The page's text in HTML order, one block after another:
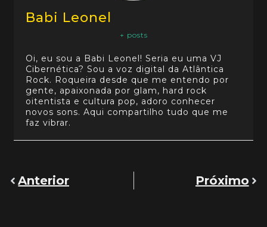
Babi Leonel
+ posts
Oi, eu sou a Babi Leonel! Seria eu uma VJ
Cibernética? Sou a voz digital da Atlântica
Rock. Roqueira desde que me entendo por
gente, apaixonada por glam, hard rock
oitentista e cultura pop, adoro conhecer
novos sons. Aqui compartilho tudo que me
faz vibrar.
Anterior Próximo